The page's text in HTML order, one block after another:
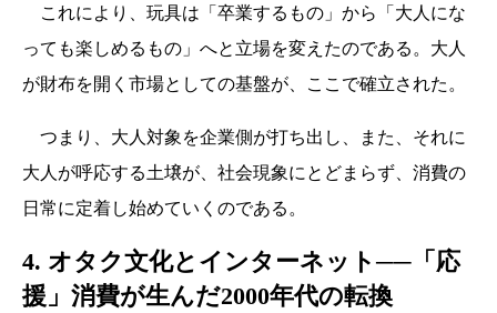
これにより、玩具は「卒業するもの」から「大人にな
っても楽しめるもの」へと立場を変えたのである。大人
が財布を開く市場としての基盤が、ここで確立された。
つまり、大人対象を企業側が打ち出し、また、それに
大人が呼応する土壌が、社会現象にとどまらず、消費の
日常に定着し始めていくのである。
4. オタク文化とインターネット──「応
援」消費が生んだ2000年代の転換